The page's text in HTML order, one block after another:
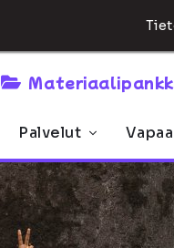
Palvelut